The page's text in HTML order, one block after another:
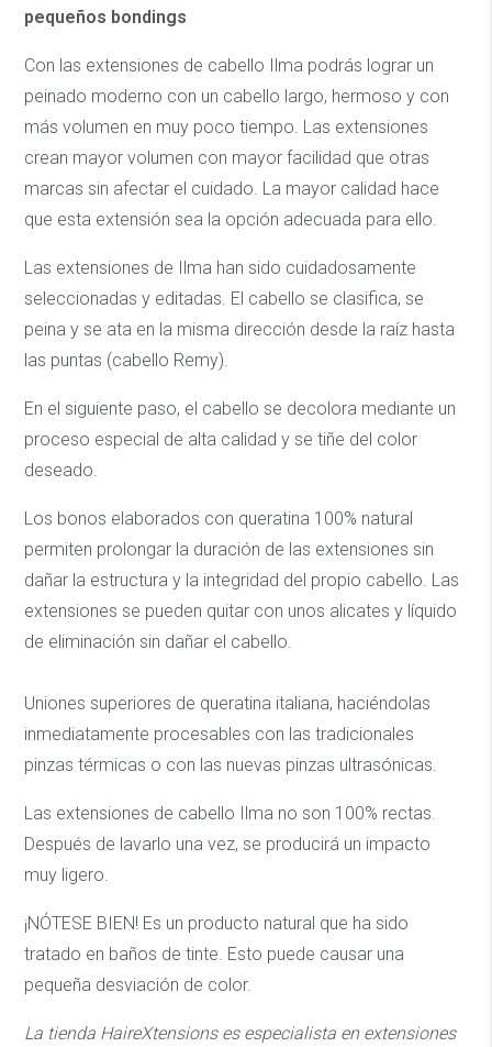
pequeños bondings
Con las extensiones de cabello Ilma podrás lograr un
peinado moderno con un cabello largo, hermoso y con
más volumen en muy poco tiempo. Las extensiones
crean mayor volumen con mayor facilidad que otras
marcas sin afectar el cuidado. La mayor calidad hace
que esta extensión sea la opción adecuada para ello.
Las extensiones de Ilma han sido cuidadosamente
seleccionadas y editadas. El cabello se clasifica, se
peina y se ata en la misma dirección desde la raíz hasta
las puntas (cabello Remy).
En el siguiente paso, el cabello se decolora mediante un
proceso especial de alta calidad y se tiñe del color
deseado.
Los bonos elaborados con queratina 100% natural
permiten prolongar la duración de las extensiones sin
dañar la estructura y la integridad del propio cabello. Las
extensiones se pueden quitar con unos alicates y líquido
de eliminación sin dañar el cabello.
Uniones superiores de queratina italiana, haciéndolas
inmediatamente procesables con las tradicionales
pinzas térmicas o con las nuevas pinzas ultrasónicas.
Las extensiones de cabello Ilma no son 100% rectas.
Después de lavarlo una vez, se producirá un impacto
muy ligero.
¡NÓTESE BIEN! Es un producto natural que ha sido
tratado en baños de tinte. Esto puede causar una
pequeña desviación de color.
La tienda HaireXtensions es especialista en extensiones